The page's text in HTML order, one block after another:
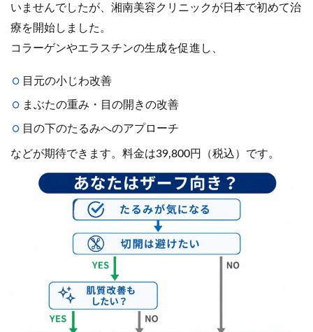
いませんでしたが、湘南美容クリニックが日本で初めて治
療を開始しました。
コラーゲンやエラスチンの生成を促進し、
目元の小じわ改善
まぶたの重み・目の開きの改善
目の下のたるみへのアプローチ
などが期待できます。料金は39,800円（税込）です。